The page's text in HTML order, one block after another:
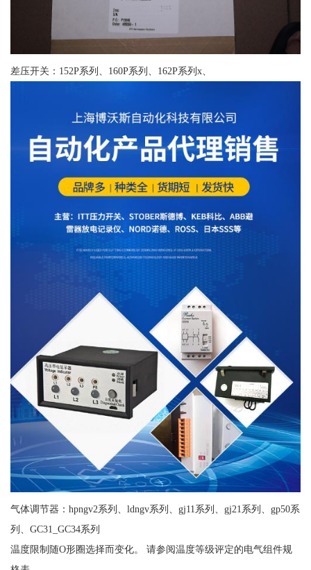
差压开关：152P系列、160P系列、162P系列x、
气体调节器：hpngv2系列、ldngv系列、gj11系列、gj21系列、gp50系
列、GC31_GC34系列
温度限制随O形圈选择而变化。 请参阅温度等级评定的电气组件规